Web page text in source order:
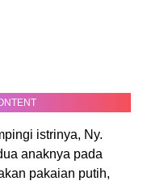
istrinya, Ny.
anaknya pada
pakaian putih,